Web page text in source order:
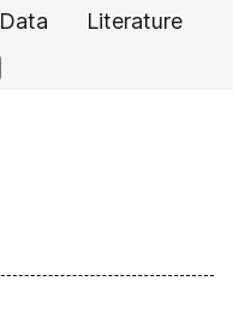
Data Literature